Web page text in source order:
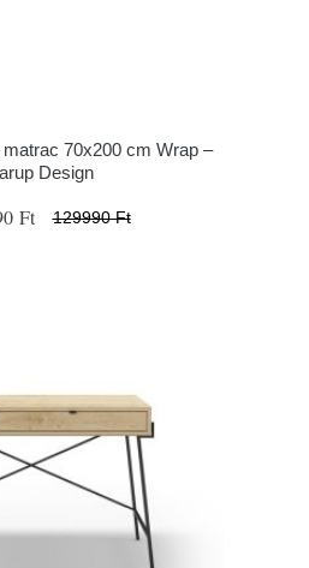
70x200 cm Wrap –
Design
Ft 129990 Ft